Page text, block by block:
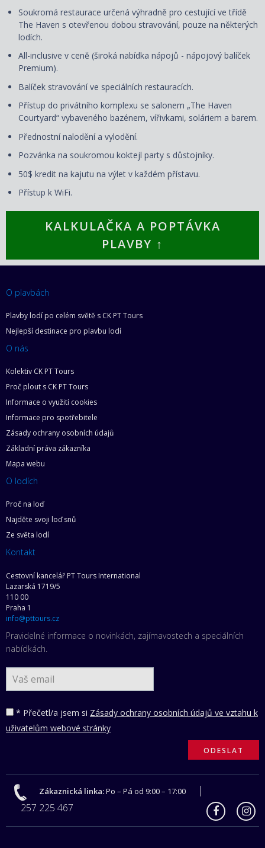
Soukromá restaurace určená výhradně pro cestující ve třídě
The Haven s otevřenou dobou stravování, pouze na některých
lodích.
All-inclusive v ceně (široká nabídka nápojů - nápojový balíček
Premium).
Balíček stravování ve speciálních restauracích.
Přístup do privátního komplexu se salonem „The Haven
Courtyard“ vybaveného bazénem, vířivkami, soláriem a barem.
Přednostní nalodění a vylodění.
Pozvánka na soukromou koktejl party s důstojníky.
50$ kredit na kajutu na výlet v každém přístavu.
Přístup k WiFi.
KALKULAČKA A POPTÁVKA
PLAVBY ↑
O plavbách
Plavby lodí po celém světě s CK PT Tours
Nejlepší destinace pro plavbu lodí
O nás
Kolektiv CK PT Tours
Proč plout s CK PT Tours
Informace o využití cookies
Informace pro spotřebitele
Zásady ochrany osobních údajů
Základní práva zákazníka
Mapa webu
O lodích
Proč na loď
Najděte svoji loď snů
Ze světa lodí
Kontakt
Cestovní kancelář PT Tours International
Lazarská 1719/5
110 00
Praha 1
info@pttours.cz
Pravidelné informace o novinkách, zajímavostech a speciálních
nabídkách.
* Přečetl/a jsem si Zásady ochrany osobních údajů ve vztahu k
uživatelům webové stránky
Zákaznická linka:Po – Pá od 9:00 – 17:00
257 225 467